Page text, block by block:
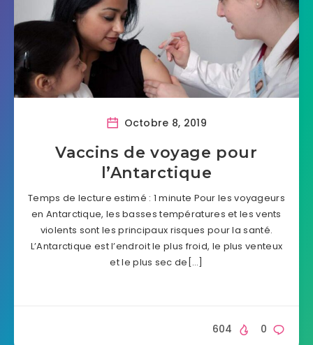
Octobre 8, 2019
Vaccins de voyage pour
l’Antarctique
Temps de lecture estimé : 1 minute Pour les voyageurs
en Antarctique, les basses températures et les vents
violents sont les principaux risques pour la santé.
L’Antarctique est l’endroit le plus froid, le plus venteux
et le plus sec de[…]
0
604